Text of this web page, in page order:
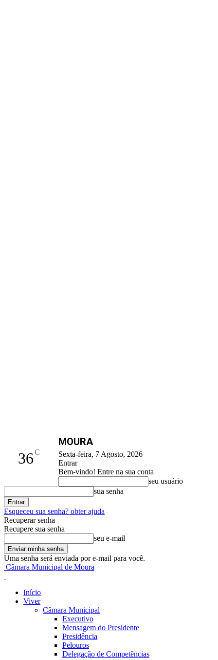
36C
MOURA
Sexta-feira, 7 Agosto, 2026
Entrar
Bem-vindo! Entre na sua conta
seu usuário
sua senha
Esqueceu sua senha? obter ajuda
Recuperar senha
Recupere sua senha
seu e-mail
Uma senha será enviada por e-mail para você.
Câmara Municipal de Moura
Início
Viver
Câmara Municipal
Executivo
Mensagem do Presidente
Presidência
Pelouros
Delegação de Competências